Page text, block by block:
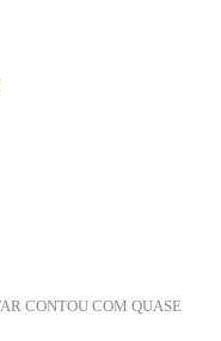
CONTOU COM QUASE